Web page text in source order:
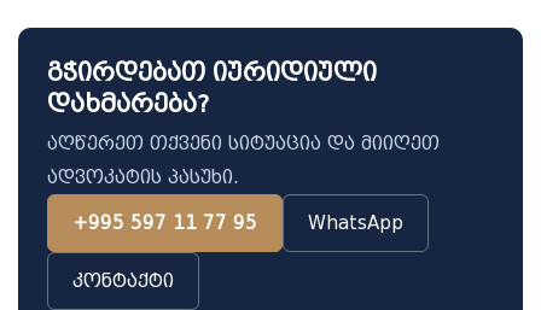
გჭირდებათ იურიდიული
დახმარება?
აღწერეთ თქვენი სიტუაცია და მიიღეთ
ადვოკატის პასუხი.
+995 597 11 77 95 WhatsApp
კონტაქტი